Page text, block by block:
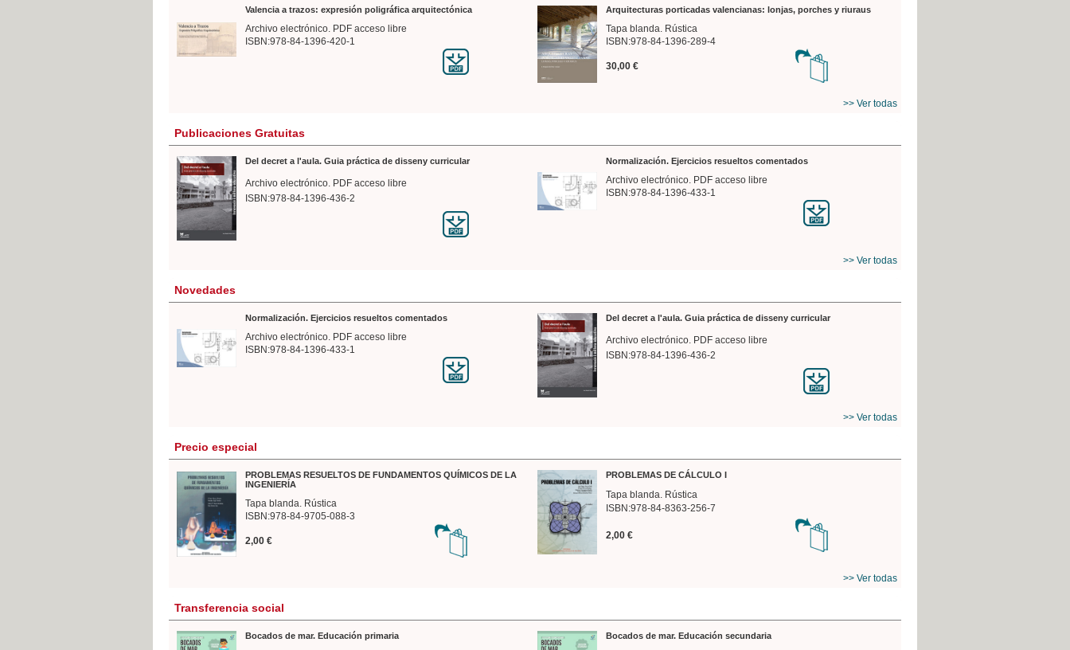
Valencia a trazos: expresión poligráfica arquitectónica
Archivo electrónico. PDF acceso libre
ISBN:978-84-1396-420-1
Arquitecturas porticadas valencianas: lonjas, porches y riuraus
Tapa blanda. Rústica
ISBN:978-84-1396-289-4
30,00 €
>> Ver todas
Publicaciones Gratuitas
Del decret a l'aula. Guia práctica de disseny curricular
Archivo electrónico. PDF acceso libre
ISBN:978-84-1396-436-2
Normalización. Ejercicios resueltos comentados
Archivo electrónico. PDF acceso libre
ISBN:978-84-1396-433-1
>> Ver todas
Novedades
Normalización. Ejercicios resueltos comentados
Archivo electrónico. PDF acceso libre
ISBN:978-84-1396-433-1
Del decret a l'aula. Guia práctica de disseny curricular
Archivo electrónico. PDF acceso libre
ISBN:978-84-1396-436-2
>> Ver todas
Precio especial
PROBLEMAS RESUELTOS DE FUNDAMENTOS QUÍMICOS DE LA
INGENIERÍA
Tapa blanda. Rústica
ISBN:978-84-9705-088-3
2,00 €
PROBLEMAS DE CÁLCULO I
Tapa blanda. Rústica
ISBN:978-84-8363-256-7
2,00 €
>> Ver todas
Transferencia social
Bocados de mar. Educación primaria Bocados de mar. Educación secundaria